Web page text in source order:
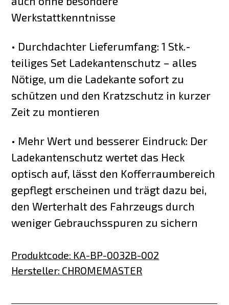
Werkstattkenntnisse
• Durchdachter Lieferumfang: 1 Stk.-
teiliges Set Ladekantenschutz – alles
Nötige, um die Ladekante sofort zu
schützen und den Kratzschutz in kurzer
Zeit zu montieren
• Mehr Wert und besserer Eindruck: Der
Ladekantenschutz wertet das Heck
optisch auf, lässt den Kofferraumbereich
gepflegt erscheinen und trägt dazu bei,
den Werterhalt des Fahrzeugs durch
weniger Gebrauchsspuren zu sichern
Produktcode: KA-BP-0032B-002
Hersteller: CHROMEMASTER